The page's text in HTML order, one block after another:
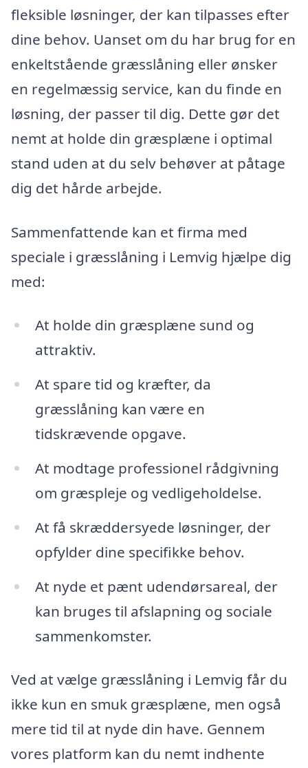
fleksible løsninger, der kan tilpasses efter
dine behov. Uanset om du har brug for en
enkeltstående græsslåning eller ønsker
en regelmæssig service, kan du finde en
løsning, der passer til dig. Dette gør det
nemt at holde din græsplæne i optimal
stand uden at du selv behøver at påtage
dig det hårde arbejde.
Sammenfattende kan et firma med
speciale i græsslåning i Lemvig hjælpe dig
med:
At holde din græsplæne sund og
attraktiv.
At spare tid og kræfter, da
græsslåning kan være en
tidskrævende opgave.
At modtage professionel rådgivning
om græspleje og vedligeholdelse.
At få skræddersyede løsninger, der
opfylder dine specifikke behov.
At nyde et pænt udendørsareal, der
kan bruges til afslapning og sociale
sammenkomster.
Ved at vælge græsslåning i Lemvig får du
ikke kun en smuk græsplæne, men også
mere tid til at nyde din have. Gennem
vores platform kan du nemt indhente